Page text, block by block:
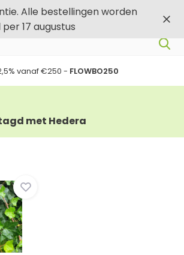
Alle bestellingen worden
17 augustus
vanaf €250 - FLOWBO250
met Hedera